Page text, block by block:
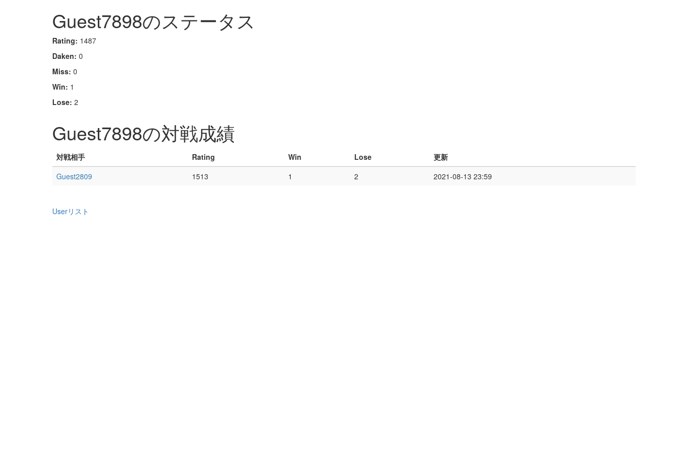
Guest7898のステータス
Rating: 1487
Daken: 0
Miss: 0
Win: 1
Lose: 2
Guest7898の対戦成績
対戦相手 Rating Win Lose
更新
Guest2809
1513 1 2 2021-08-13 23:59
Userリスト